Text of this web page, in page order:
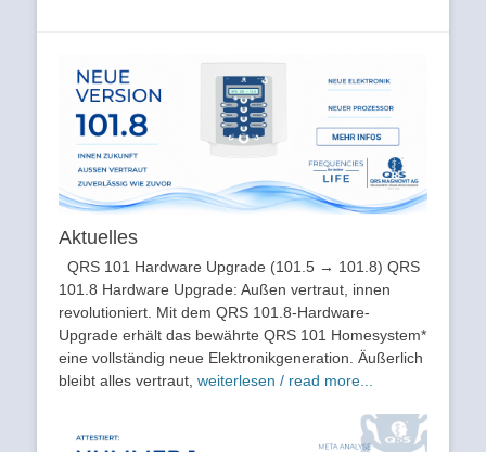
Aktuelles
QRS 101 Hardware Upgrade (101.5 → 101.8) QRS
101.8 Hardware Upgrade: Außen vertraut, innen
revolutioniert. Mit dem QRS 101.8-Hardware-
Upgrade erhält das bewährte QRS 101 Homesystem*
eine vollständig neue Elektronikgeneration. Äußerlich
bleibt alles vertraut, weiterlesen / read more...